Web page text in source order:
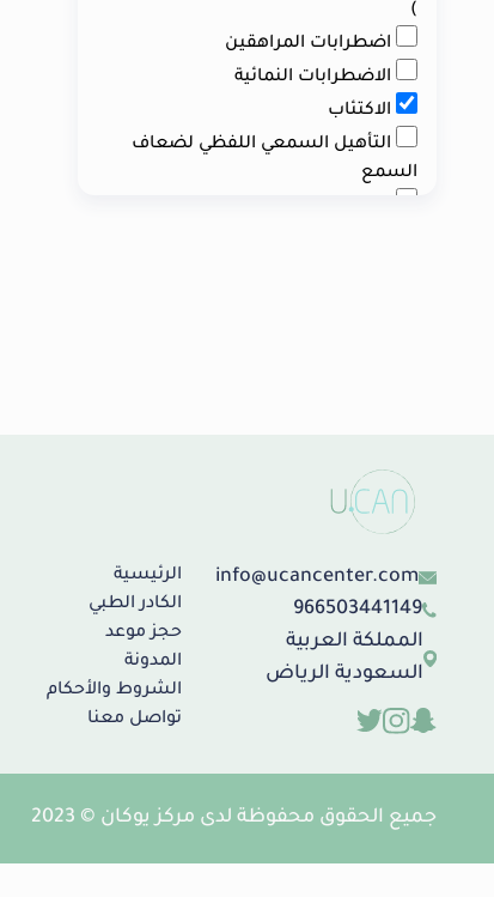
)
اضطرابات المراهقين
الاضطرابات النمائية
الاكتئاب
التأهيل السمعي اللفظي لضعاف
السمع
الخيانة الزوجية
الذكاء العاطفي
الشك والغيرة
الطلاق العاطفي
العزلة والانطواء
العلاقات الحميمية الزوجية
العلاقة بين الوالدين والابناء
الفراغ العاطفي
الفصام
info@ucancenter.com
966503441149
المملكة العربية
السعودية الرياض
الرئيسية
الكادر الطبي
حجز موعد
المدونة
الشروط والأحكام
تواصل معنا
جميع الحقوق محفوظة لدى مركز يوكان © 2023